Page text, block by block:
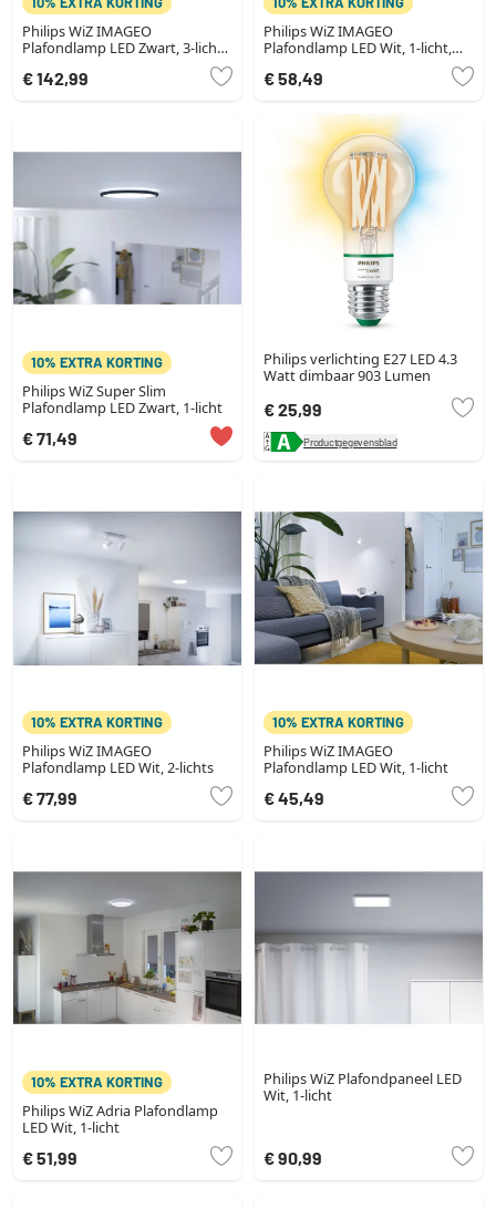
Philips WiZ IMAGEO
Plafondlamp LED Zwart, 3-lichts,
€ 142,99
Philips WiZ IMAGEO
Plafondlamp LED Wit, 1-licht,
€ 58,49
10% EXTRA KORTING
Philips WiZ Super Slim
Plafondlamp LED Zwart, 1-licht
€ 71,49
Philips verlichting E27 LED 4.3
Watt dimbaar 903 Lumen
€ 25,99
Productgegevensblad
10% EXTRA KORTING
Philips WiZ IMAGEO
Plafondlamp LED Wit, 2-lichts
€ 77,99
10% EXTRA KORTING
Philips WiZ IMAGEO
Plafondlamp LED Wit, 1-licht
€ 45,49
10% EXTRA KORTING
Philips WiZ Adria Plafondlamp
LED Wit, 1-licht
€ 51,99
Philips WiZ Plafondpaneel LED
Wit, 1-licht
€ 90,99